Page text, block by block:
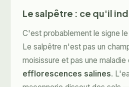
Le salpêtre : ce qu'il
C'est probablement le signe
Le salpêtre n'est pas un
moisissure et pas une
efflorescences salines.